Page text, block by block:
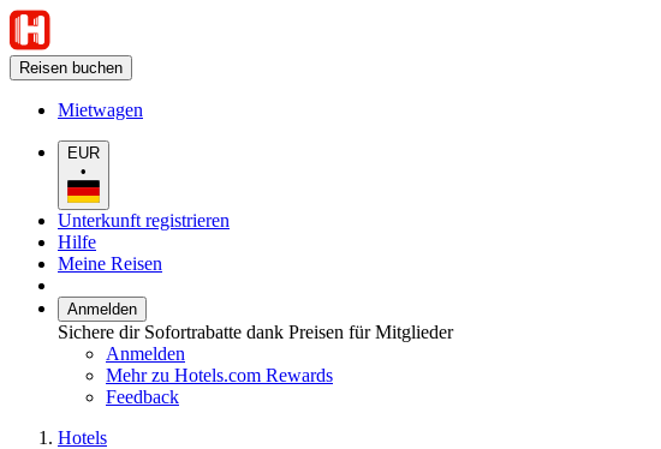
Reisen buchen
Mietwagen
EUR
•
Unterkunft registrieren
Hilfe
Meine Reisen
Anmelden
Sichere dir Sofortrabatte dank Preisen für Mitglieder
Anmelden
Mehr zu Hotels.com Rewards
Feedback
Hotels